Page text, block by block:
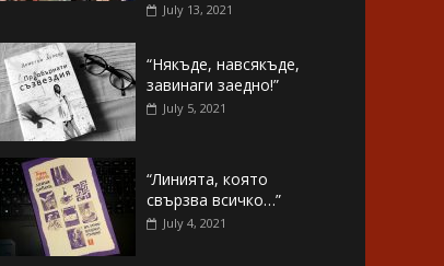
July 13, 2021
“Някъде, навсякъде,
завинаги заедно!”
July 5, 2021
“Линията, която
свързва всичко…”
July 4, 2021